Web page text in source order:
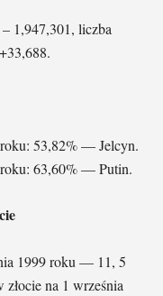
1,947,301, liczba
53,82% — Jelcyn.
63,60% — Putin.
1999 roku — 11, 5
na 1 września